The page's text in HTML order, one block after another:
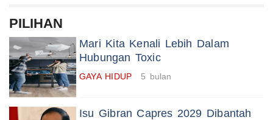
PILIHAN
Mari Kita Kenali Lebih Dalam
Hubungan Toxic
GAYA HIDUP 5 bulan
Isu Gibran Capres 2029 Dibantah